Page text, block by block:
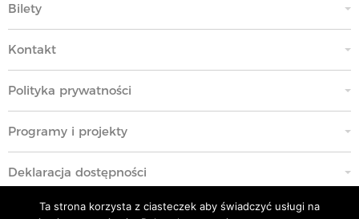
Bilety
Kontakt
Polityka prywatności
Programy i projekty
Deklaracja dostępności
Standardy Ochrony Małoletnich
Ta strona korzysta z ciasteczek aby świadczyć usługi na